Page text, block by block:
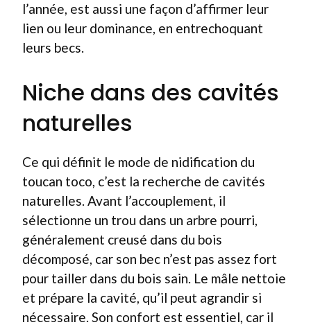
l’année, est aussi une façon d’affirmer leur
lien ou leur dominance, en entrechoquant
leurs becs.
Niche dans des cavités
naturelles
Ce qui définit le mode de nidification du
toucan toco, c’est la recherche de cavités
naturelles. Avant l’accouplement, il
sélectionne un trou dans un arbre pourri,
généralement creusé dans du bois
décomposé, car son bec n’est pas assez fort
pour tailler dans du bois sain. Le mâle nettoie
et prépare la cavité, qu’il peut agrandir si
nécessaire. Son confort est essentiel, car il